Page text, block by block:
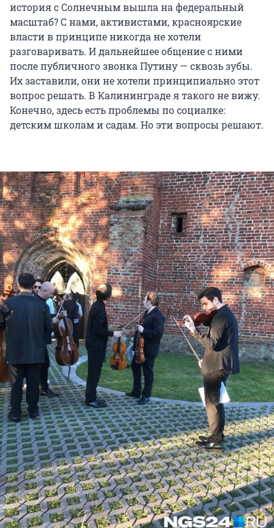
история с Солнечным вышла на федеральный
масштаб? С нами, активистами, красноярские
власти в принципе никогда не хотели
разговаривать. И дальнейшее общение с ними
после публичного звонка Путину — сквозь зубы.
Их заставили, они не хотели принципиально этот
вопрос решать. В Калининграде я такого не вижу.
Конечно, здесь есть проблемы по социалке:
детским школам и садам. Но эти вопросы решают.